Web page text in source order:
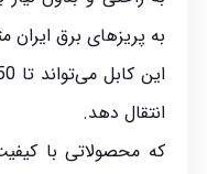
به پریزهای برق
انتقال دهد.
که محصولاتی با